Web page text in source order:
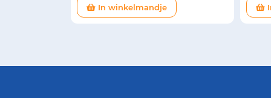
In winkelmandje